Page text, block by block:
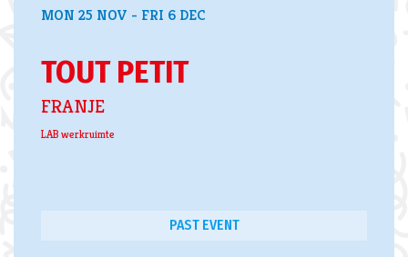
TOUT PETIT
FRANJE
MON 25 NOV - FRI 6 DEC
LAB werkruimte
PAST EVENT